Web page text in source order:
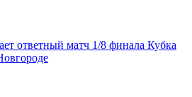
ответный матч 1/8 финала Кубка